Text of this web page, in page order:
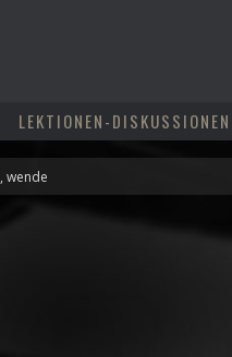
LEKTIONEN-DISKUSSIONEN